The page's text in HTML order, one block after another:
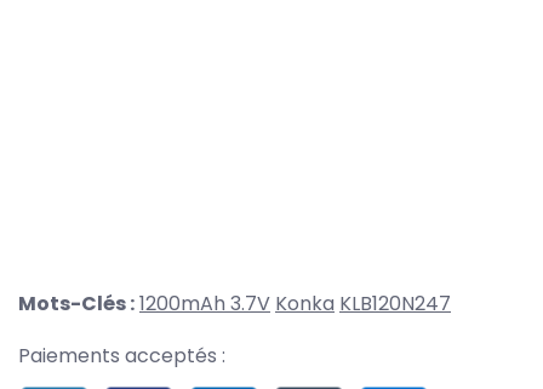
Mots-Clés :1200mAh 3.7V Konka KLB120N247
Paiements acceptés :